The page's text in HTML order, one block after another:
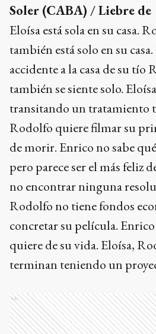
Soler (CABA) / Liebre
Eloísa está sola en su casa.
también está solo en su
accidente a la casa de su tío
también se siente solo.
transitando un tratamiento
Rodolfo quiere filmar su
de morir. Enrico no sabe
pero parece ser el más feliz
no encontrar ninguna
Rodolfo no tiene fondos
concretar su película.
quiere de su vida. Eloísa,
terminan teniendo un
Ads